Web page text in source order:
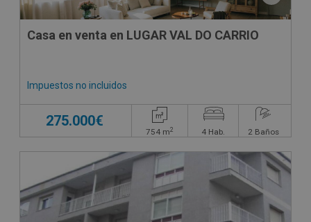
Casa en venta en LUGAR VAL DO CARRIO
Impuestos no incluidos
275.000€
754 m2 4 Hab. 2 Baños
CESIÓN DE REMATE